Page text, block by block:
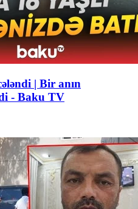
| Bir anın
- Baku TV